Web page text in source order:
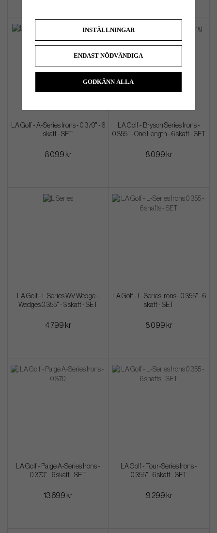
LA Golf - A-Series Irons - 0.370" - 6
skaft - SET
8 099 kr
LA Golf - Bryson Series Irons -
0.355" - One Length - 6 skaft - SET
8 099 kr
LA Golf - L Series WV Wedge -
Wedges 0.355" - 3 skaft - SET
4 799 kr
LA Golf - L-Series Irons - 0.355" - 6
skaft - SET
8 099 kr
LA Golf - Paige A-Series Irons -
0.370" - 6 skaft - SET
13 699 kr
LA Golf - Tour-Series Irons -
0.355" - 6 skaft - SET
9 299 kr
INSTÄLLNINGAR
ENDAST NÖDVÄNDIGA
GODKÄNN ALLA